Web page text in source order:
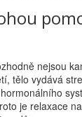
nejsou
tělo vydává
je relaxace